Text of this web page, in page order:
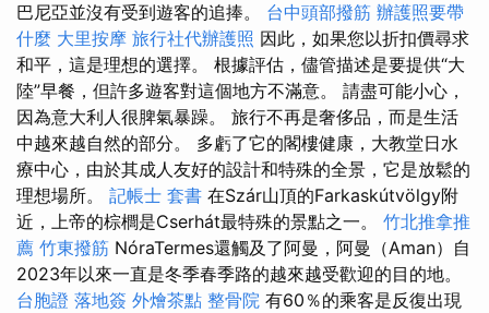
巴尼亞並沒有受到遊客的追捧。 台中頭部撥筋 辦護照要帶
什麼 大里按摩 旅行社代辦護照 因此，如果您以折扣價尋求
和平，這是理想的選擇。 根據評估，儘管描述是要提供“大
陸”早餐，但許多遊客對這個地方不滿意。 請盡可能小心，
因為意大利人很脾氣暴躁。 旅行不再是奢侈品，而是生活
中越來越自然的部分。 多虧了它的閣樓健康，大教堂日水
療中心，由於其成人友好的設計和特殊的全景，它是放鬆的
理想場所。 記帳士 套書 在Szár山頂的Farkaskútvölgy附
近，上帝的棕櫚是Cserhát最特殊的景點之一。 竹北推拿推
薦 竹東撥筋 NóraTermes還觸及了阿曼，阿曼（Aman）自
2023年以來一直是冬季春季路的越來越受歡迎的目的地。
台胞證 落地簽 外燴茶點 整骨院 有60％的乘客是反復出現